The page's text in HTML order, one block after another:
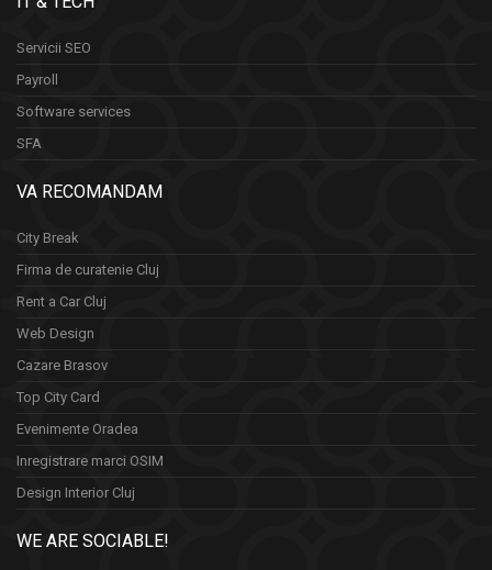
Servicii SEO
Payroll
Software services
SFA
VA RECOMANDAM
City Break
Firma de curatenie Cluj
Rent a Car Cluj
Web Design
Cazare Brasov
Top City Card
Evenimente Oradea
Inregistrare marci OSIM
Design Interior Cluj
WE ARE SOCIABLE!